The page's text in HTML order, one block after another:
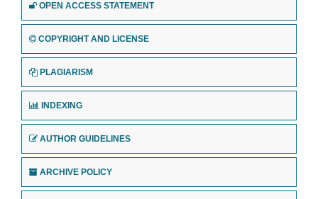
OPEN ACCESS STATEMENT
COPYRIGHT AND LICENSE
PLAGIARISM
INDEXING
AUTHOR GUIDELINES
ARCHIVE POLICY